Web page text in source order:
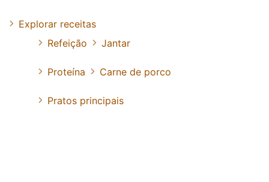
Explorar receitas
Refeição
Jantar
Proteína Carne de porco
Pratos principais